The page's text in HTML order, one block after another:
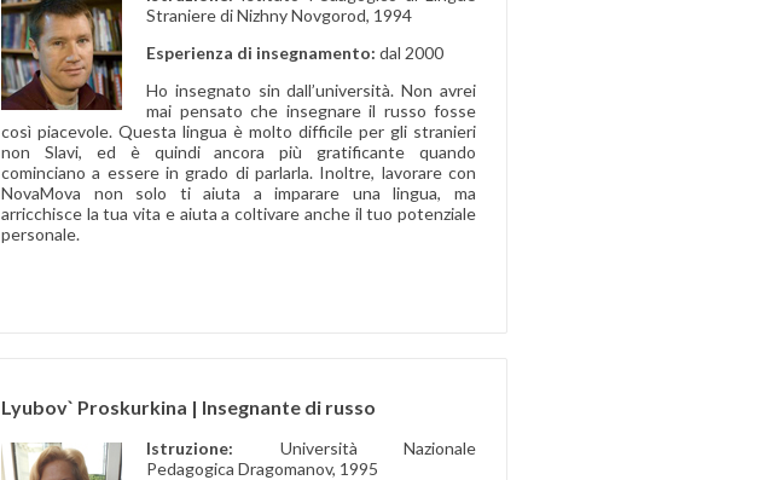
Straniere di Nizhny Novgorod, 1994
Esperienza di insegnamento: dal 2000
Ho insegnato sin dall’università. Non avrei
mai pensato che insegnare il russo fosse
così piacevole. Questa lingua è molto difficile per gli stranieri
non Slavi, ed è quindi ancora più gratificante quando
cominciano a essere in grado di parlarla. Inoltre, lavorare con
NovaMova non solo ti aiuta a imparare una lingua, ma
arricchisce la tua vita e aiuta a coltivare anche il tuo potenziale
personale.
Lyubov` Proskurkina | Insegnante di russo
Istruzione: Università Nazionale
Pedagogica Dragomanov, 1995